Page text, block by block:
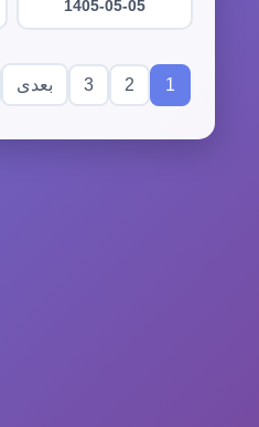
1405-05-05
1
2
3 بعدی